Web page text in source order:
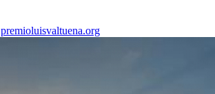
premioluisvaltuena.org